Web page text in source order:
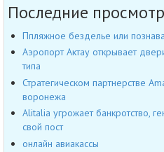
Последние
Ппляжное безделье или
Аэропорт Актау открывает
типа
Стратегическом партнерстве
воронежа
Alitalia угрожает банкротство,
свой пост
онлайн авиакассы